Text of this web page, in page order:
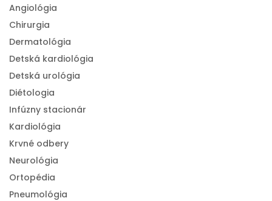
Angiológia
Chirurgia
Dermatológia
Detská kardiológia
Detská urológia
Diétologia
Infúzny stacionár
Kardiológia
Krvné odbery
Neurológia
Ortopédia
Pneumológia